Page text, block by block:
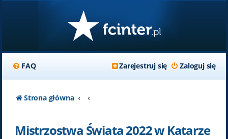
FAQ Zaloguj się
Zarejestruj się
Strona główna
Mistrzostwa Świata 2022 w Katarze